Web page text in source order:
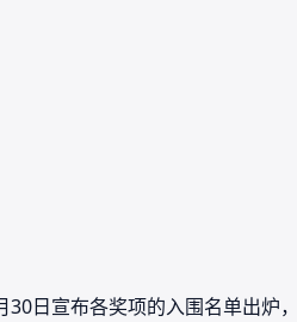
日宣布各奖项的入围名单出炉